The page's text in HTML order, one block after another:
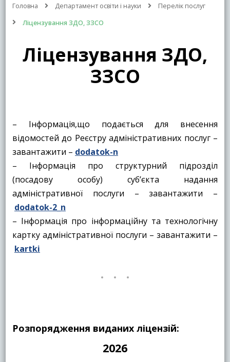
Головна Департамент освіти і науки
Перелік послуг
Ліцензування ЗДО, ЗЗСО
Ліцензування ЗДО,
ЗЗСО
– Інформація,що подається для внесення
відомостей до Реєстру адміністративних послуг –
завантажити – dodatok-n
– Інформація про структурний підрозділ
(посадову особу) суб’єкта надання
адміністративної послуги – завантажити –
dodatok-2_n
– Інформація про інформаційну та технологічну
картку адміністративної послуги – завантажити –
kartki
Розпорядження виданих ліцензій:
2026